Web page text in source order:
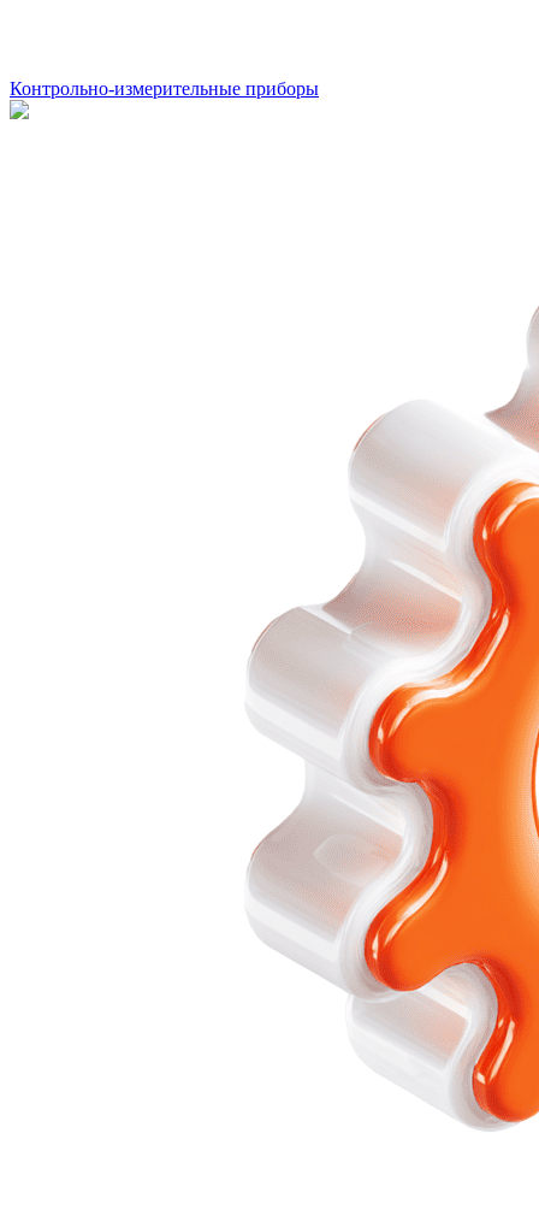
Контрольно-измерительные приборы